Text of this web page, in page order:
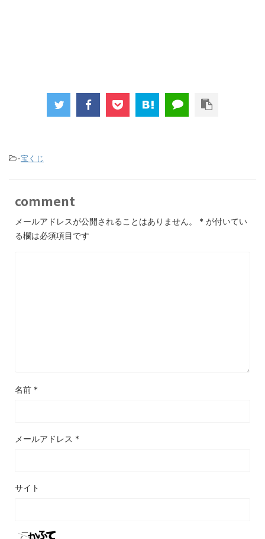
-宝くじ
comment
メールアドレスが公開されることはありません。 * が付いてい
る欄は必須項目です
名前 *
メールアドレス *
サイト